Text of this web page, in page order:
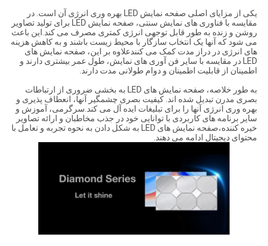
یکی از مزایای اصلی صفحه نمایش LED بهره وری انرژی آن است. در
مقایسه با فناوری های نمایش سنتی، صفحه نمایش LED برای تولید تصاویر
روشن و زنده به طور قابل توجهی انرژی کمتری مصرف می کند.این باعث
می شود که آنها یک انتخاب سازگار با محیط زیست باشند و به کاهش هزینه
های انرژی در دراز مدت کمک می کنندعلاوه بر این، صفحه نمایش های
LED در مقایسه با سایر فن آوری های نمایش، طول عمر بیشتری دارند و
اطمینان از قابلیت اطمینان و دوام طولانی مدت دارند.
به طور خلاصه، صفحه نمایش های LED به بخشی ضروری از ارتباطات
بصری مدرن تبدیل شده اند. کیفیت بصری چشمگیر آنها، انعطاف پذیری و
بهره وری انرژی آنها را برای تبلیغات ایده آل می کند.سرگرمی، آموزش و
سایر برنامه های کاربردی با توانایی خود در جذب مخاطبان و ارائه تصاویر
خیره کننده،صفحه نمایش های LED به شکل دادن به نحوه تجربه و تعامل با
محتوای دیجیتال ادامه می دهند.